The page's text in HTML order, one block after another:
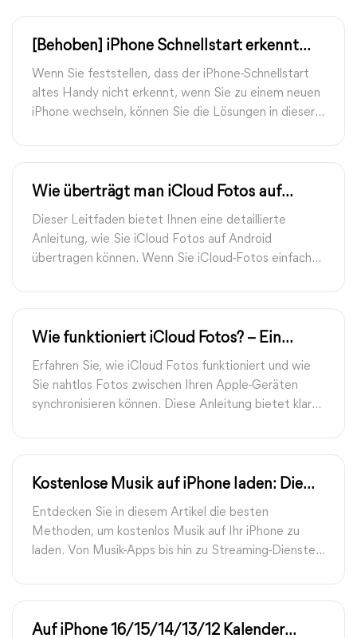
[Behoben] iPhone Schnellstart erkennt
altes Handy nicht
Wenn Sie feststellen, dass der iPhone-Schnellstart
altes Handy nicht erkennt, wenn Sie zu einem neuen
iPhone wechseln, können Sie die Lösungen in dieser
Wie überträgt man iCloud Fotos auf
Android? [5 Wege]
Dieser Leitfaden bietet Ihnen eine detaillierte
Anleitung, wie Sie iCloud Fotos auf Android
übertragen können. Wenn Sie iCloud-Fotos einfach
Wie funktioniert iCloud Fotos? – Ein
umfassender Leitfaden
Erfahren Sie, wie iCloud Fotos funktioniert und wie
Sie nahtlos Fotos zwischen Ihren Apple-Geräten
synchronisieren können. Diese Anleitung bietet klare
Kostenlose Musik auf iPhone laden: Die
besten Methoden und Tipps
Entdecken Sie in diesem Artikel die besten
Methoden, um kostenlos Musik auf Ihr iPhone zu
laden. Von Musik-Apps bis hin zu Streaming-Diensten
Auf iPhone 16/15/14/13/12 Kalender